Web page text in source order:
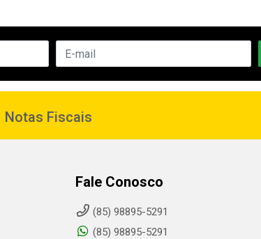
Notas Fiscais
Fale Conosco
(85) 98895-5291
(85) 98895-5291